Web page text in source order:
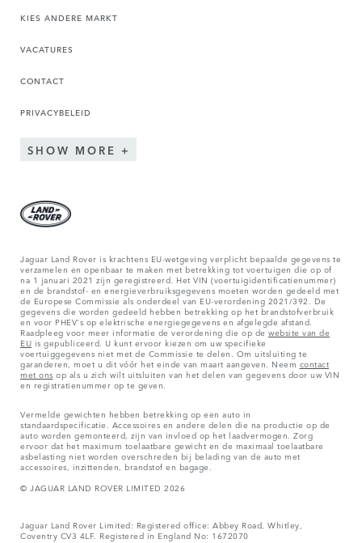
KIES ANDERE MARKT
VACATURES
CONTACT
PRIVACYBELEID
SHOW MORE
Jaguar Land Rover is krachtens EU-wetgeving verplicht bepaalde gegevens te
verzamelen en openbaar te maken met betrekking tot voertuigen die op of
na 1 januari 2021 zijn geregistreerd. Het VIN (voertuigidentificatienummer)
en de brandstof- en energieverbruiksgegevens moeten worden gedeeld met
de Europese Commissie als onderdeel van EU-verordening 2021/392. De
gegevens die worden gedeeld hebben betrekking op het brandstofverbruik
en voor PHEV's op elektrische energiegegevens en afgelegde afstand.
Raadpleeg voor meer informatie de verordening die op dewebsite van de
EU is gepubliceerd. U kunt ervoor kiezen om uw specifieke
voertuiggegevens niet met de Commissie te delen. Om uitsluiting te
garanderen, moet u dit vóór het einde van maart aangeven. Neem contact
met ons op als u zich wilt uitsluiten van het delen van gegevens door uw VIN
en registratienummer op te geven.
Vermelde gewichten hebben betrekking op een auto in
standaardspecificatie. Accessoires en andere delen die na productie op de
auto worden gemonteerd, zijn van invloed op het laadvermogen. Zorg
ervoor dat het maximum toelaatbare gewicht en de maximaal toelaatbare
asbelasting niet worden overschreden bij belading van de auto met
accessoires, inzittenden, brandstof en bagage.
© JAGUAR LAND ROVER LIMITED 2026
Jaguar Land Rover Limited: Registered office: Abbey Road, Whitley,
Coventry CV3 4LF. Registered in England No: 1672070